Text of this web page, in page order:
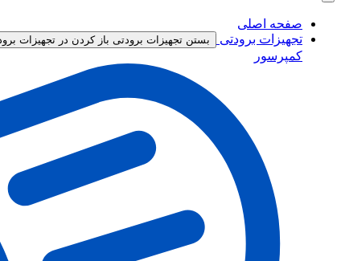
صفحه اصلی
تجهیزات برودتی
بستن تجهیزات برودتی باز کردن در تجهیزات
کمپرسور